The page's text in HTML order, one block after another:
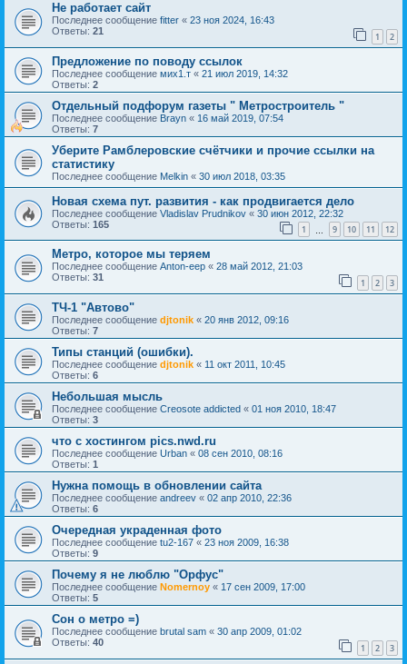
Не работает сайт
Последнее сообщение fitter « 23 ноя 2024, 16:43
Ответы: 21 1 2
Предложение по поводу ссылок
Последнее сообщение мих1.т « 21 июл 2019, 14:32
Ответы: 2
Отдельный подфорум газеты " Метростроитель "
Последнее сообщение Brayn « 16 май 2019, 07:54
Ответы: 7
Уберите Рамблеровские счётчики и прочие ссылки на
статистику
Последнее сообщение Melkin « 30 июл 2018, 03:35
Новая схема пут. развития - как продвигается дело
Последнее сообщение Vladislav Prudnikov « 30 июн 2012, 22:32
Ответы: 165 1 9 10 11 12
Метро, которое мы теряем
Последнее сообщение Anton-eep « 28 май 2012, 21:03
Ответы: 31 1 2 3
ТЧ-1 "Автово"
Последнее сообщение djtonik « 20 янв 2012, 09:16
Ответы: 7
Типы станций (ошибки).
Последнее сообщение djtonik « 11 окт 2011, 10:45
Ответы: 6
Небольшая мысль
Последнее сообщение Creosote addicted « 01 ноя 2010, 18:47
Ответы: 3
что с хостингом pics.nwd.ru
Последнее сообщение Urban « 08 сен 2010, 08:16
Ответы: 1
Нужна помощь в обновлении сайта
Последнее сообщение andreev « 02 апр 2010, 22:36
Ответы: 6
Очередная украденная фото
Последнее сообщение tu2-167 « 23 ноя 2009, 16:38
Ответы: 9
Почему я не люблю "Орфус"
Последнее сообщение Nomernoy « 17 сен 2009, 17:00
Ответы: 5
Cон о метро =)
Последнее сообщение brutal sam « 30 апр 2009, 01:02
Ответы: 40 1 2 3